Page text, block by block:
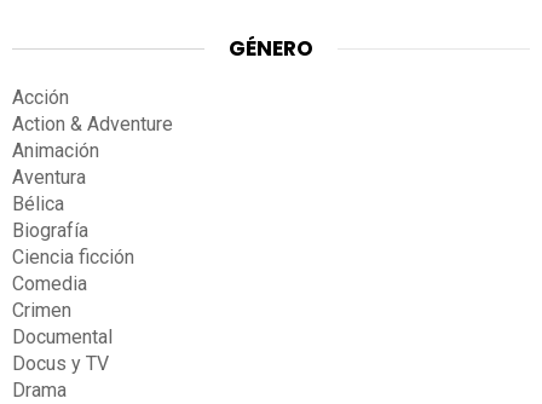
GÉNERO
Acción
Action & Adventure
Animación
Aventura
Bélica
Biografía
Ciencia ficción
Comedia
Crimen
Documental
Docus y TV
Drama